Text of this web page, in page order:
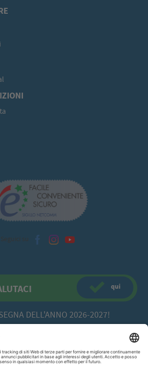
Seguici su
DELL'ANNO 2026-2027!
qui